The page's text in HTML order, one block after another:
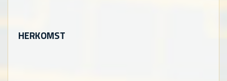
HERKOMST